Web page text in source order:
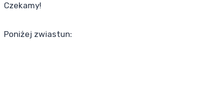
Czekamy!
Poniżej zwiastun: